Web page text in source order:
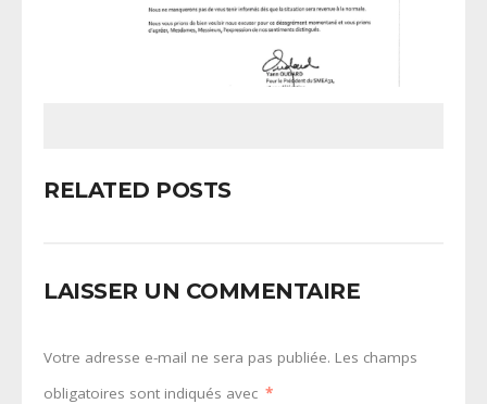
RELATED POSTS
LAISSER UN COMMENTAIRE
Votre adresse e-mail ne sera pas publiée. Les champs
obligatoires sont indiqués avec *